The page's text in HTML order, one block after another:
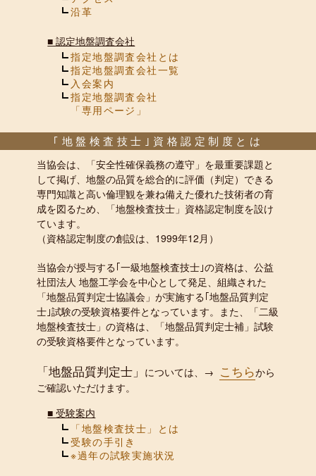
沿革
■認定地盤調査会社
指定地盤調査会社とは
指定地盤調査会社一覧
入会案内
指定地盤調査会社
「専用ページ」
｢地盤検査技士｣資格認定制度とは
当協会は、「安全性確保義務の遵守」を最重要課題と
して掲げ、地盤の品質を総合的に評価（判定）できる
専門知識と高い倫理観を兼ね備えた優れた技術者の育
成を図るため、「地盤検査技士」資格認定制度を設け
ています。
（資格認定制度の創設は、1999年12月）
当協会が授与する｢一級地盤検査技士｣の資格は、公益
社団法人 地盤工学会を中心として発足、組織された
「地盤品質判定士協議会」が実施する｢地盤品質判定
士｣試験の受験資格要件となっています。また、「二級
地盤検査技士」の資格は、「地盤品質判定士補」試験
の受験資格要件となっています。
「地盤品質判定士」 については、→ こちらから
ご確認いただけます。
■受験案内
「地盤検査技士」とは
受験の手引き
※過年の試験実施状況